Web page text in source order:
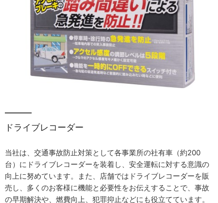
ドライブレコーダー
当社は、交通事故防止対策として各事業所の社有車（約200
台）にドライブレコーダーを装着し、安全運転に対する意識の
向上に努めています。また、店舗ではドライブレコーダーを販
売し、多くのお客様に機能と必要性をお伝えすることで、事故
の早期解決や、燃費向上、犯罪抑止などにも役立てています。